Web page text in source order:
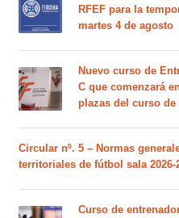
RFEF para la
martes 4 de agosto
Nuevo curso de
C que comenzará
plazas del curso de
Circular nº. 5 – Normas
territoriales de fútbol sala 2026-
Curso de